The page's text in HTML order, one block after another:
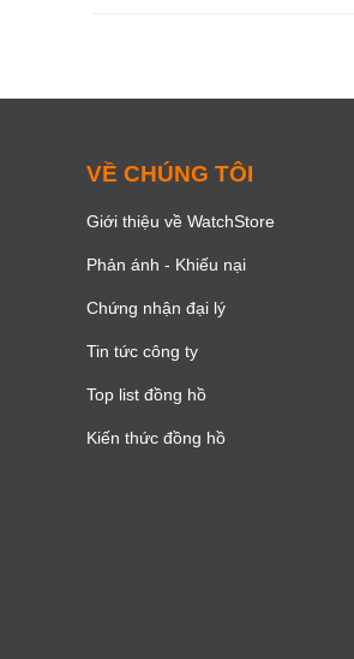
VỀ CHÚNG TÔI
Giới thiệu về WatchStore
Phản ánh - Khiếu nại
Chứng nhận đại lý
Tin tức công ty
Top list đồng hồ
Kiến thức đồng hồ